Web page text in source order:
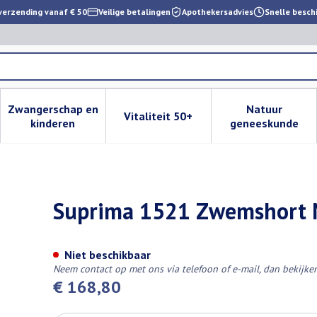
vanaf € 50 Veilige betalingen Apothekersadvies Snelle
verzorging en hygiëne categorie
voor Dieet, voeding en vitamines categorie
Zwangerschap en
kinderenToon submenu voor Zwangerschap en kinderen
Vitaliteit 50+Toon submenu voor Vitaliteit
Natuur
geneeskunde
Toon
+ Slip Zwart T6
Suprima 1521 Zwemshort
€ 168,80
Niet beschikbaar
Neem contact op met ons via telefoon of e-mail, dan